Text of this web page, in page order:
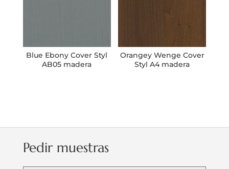
Blue Ebony Cover Styl
AB05 madera
Orangey Wenge Cover
Styl A4 madera
Pedir muestras